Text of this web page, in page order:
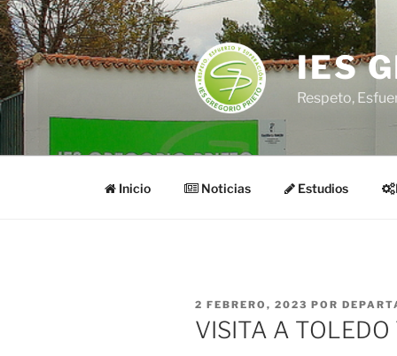
Saltar
al
contenido
IES
Respeto,
Inicio Noticias Estudios
PUBLICADO
EL
2 FEBRERO, 2023 POR
VISITA A TOLEDO